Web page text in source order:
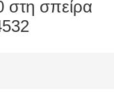
στη σπείρα